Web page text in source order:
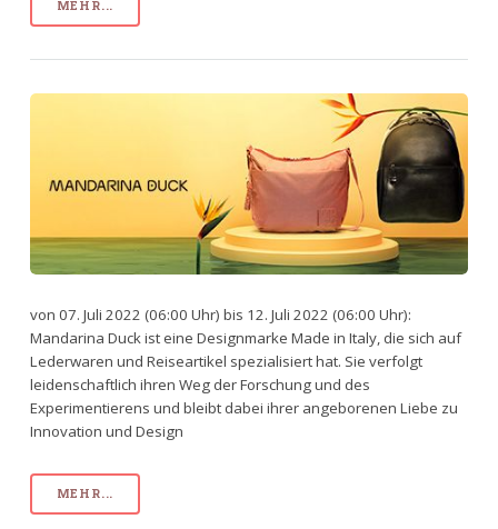
MEHR...
von 07. Juli 2022 (06:00 Uhr) bis 12. Juli 2022 (06:00 Uhr):
Mandarina Duck ist eine Designmarke Made in Italy, die sich auf
Lederwaren und Reiseartikel spezialisiert hat. Sie verfolgt
leidenschaftlich ihren Weg der Forschung und des
Experimentierens und bleibt dabei ihrer angeborenen Liebe zu
Innovation und Design
MEHR...